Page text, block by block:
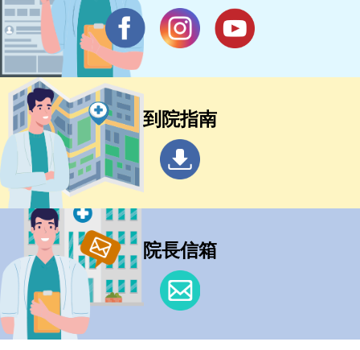
到院指南
院長信箱